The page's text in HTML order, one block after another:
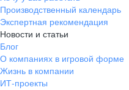
Производственный календарь
Экспертная рекомендация
Новости и статьи
Блог
О компаниях в игровой форме
Жизнь в компании
ИТ-проекты